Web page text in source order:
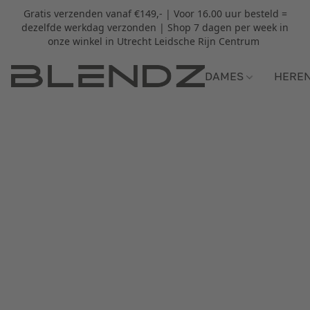
Gratis verzenden vanaf €149,- | Voor 16.00 uur besteld =
dezelfde werkdag verzonden | Shop 7 dagen per week in
onze winkel in Utrecht Leidsche Rijn Centrum
DAMES